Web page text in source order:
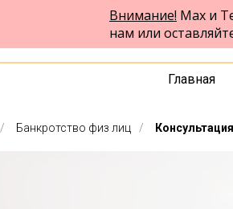
Внимание! Max и
нам или
Главная
Юридическая помощь в Кемерово
ФПК Альтернатива
/ Банкротство физ лиц / Консультация